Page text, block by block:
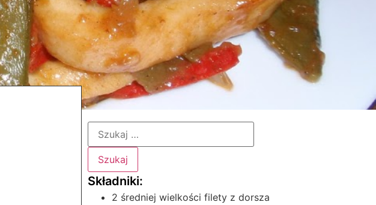
2 średniej wielkości filety z dorsza